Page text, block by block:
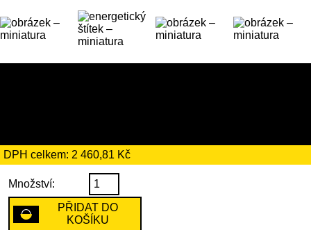
DPH celkem: 2 460,81 Kč
Množství:
PŘIDAT DO
KOŠÍKU